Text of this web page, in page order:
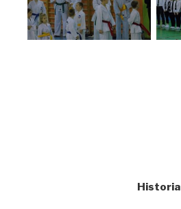
Historia